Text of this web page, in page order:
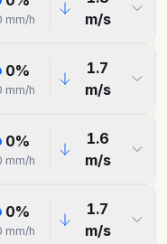
mm/h
m/s
0%
mm/h
1.7
m/s
0%
mm/h
1.6
m/s
0%
mm/h
1.7
m/s